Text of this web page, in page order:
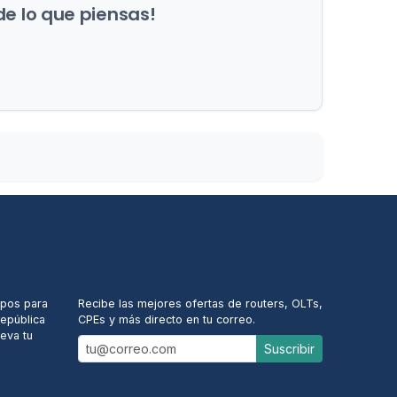
lo que piensas!
para
tu
Recibe las mejores ofertas de routers, OLTs,
CPEs y más directo en tu correo.
Suscribir